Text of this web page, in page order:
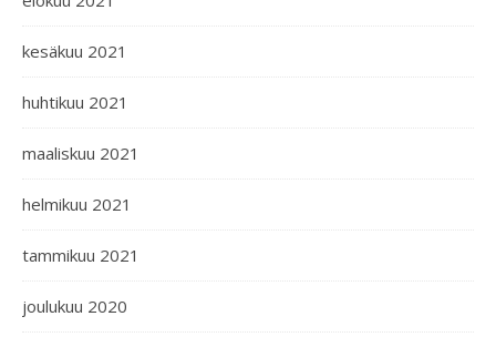
kesäkuu 2021
huhtikuu 2021
maaliskuu 2021
helmikuu 2021
tammikuu 2021
joulukuu 2020